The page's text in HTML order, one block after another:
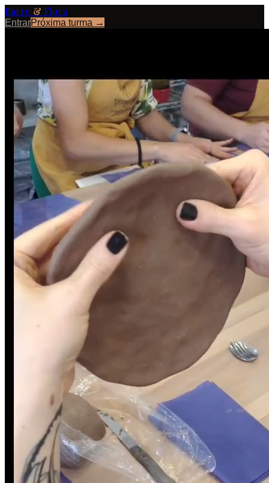
Barro & Flora
EntrarPróxima turma →